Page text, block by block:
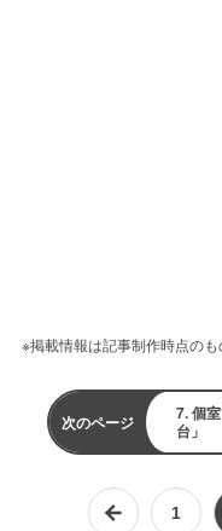
※掲載情報は記事制作時点のも
次のページ
7. 個
台」
1